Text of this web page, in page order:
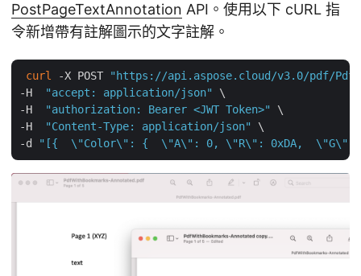
PostPageTextAnnotation API。使用以下 cURL 指
令新增帶有註解圖示的文字註解。
curl -X POST
"https://api.aspose.cloud/v3.0/pdf/
-H
"accept: application/json"
\
-H
"authorization: Bearer <JWT Token>"
\
-H
"Content-Type: application/json"
\
-d
"[{  \"Color\": {  \"A\": 0, \"R\": 0xDA,  \"G\":